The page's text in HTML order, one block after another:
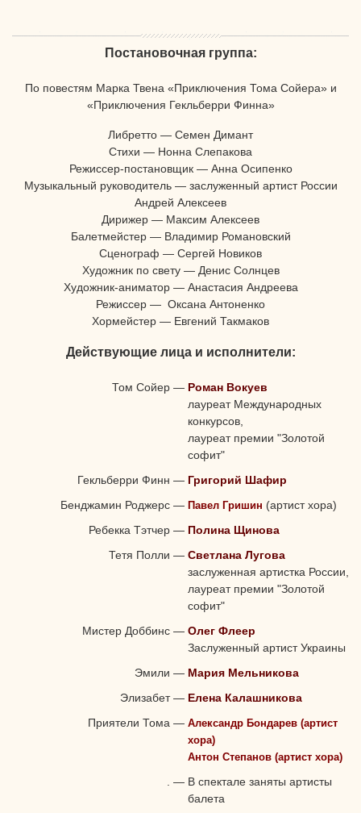
Постановочная группа:
По повестям Марка Твена «Приключения Тома Сойера» и
«Приключения Гекльберри Финна»
Либретто — Семен Димант
Стихи — Нонна Слепакова
Режиссер-постановщик — Анна Осипенко
Музыкальный руководитель — заслуженный артист России
Андрей Алексеев
Дирижер — Максим Алексеев
Балетмейстер — Владимир Романовский
Сценограф — Сергей Новиков
Художник по свету — Денис Солнцев
Художник-аниматор — Анастасия Андреева
Режиссер — Оксана Антоненко
Хормейстер — Евгений Такмаков
Действующие лица и исполнители:
Том Сойер — Роман Вокуев
лауреат Международных
конкурсов,
лауреат премии "Золотой
софит"
Гекльберри Финн — Григорий Шафир
Бенджамин Роджерс — Павел Гришин (артист хора)
Ребекка Тэтчер — Полина Щинова
Тетя Полли — Светлана Лугова
заслуженная артистка России,
лауреат премии "Золотой
софит"
Мистер Доббинс — Олег Флеер
Заслуженный артист Украины
Эмили — Мария Мельникова
Элизабет — Елена Калашникова
Приятели Тома — Александр Бондарев (артист
хора)
Антон Степанов (артист хора)
— В спектале заняты артисты
балета